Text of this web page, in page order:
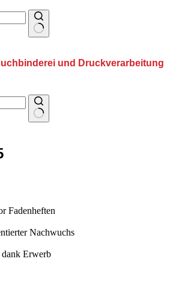
und Druckverarbeitung
Fadenheften
Nachwuchs
Erwerb